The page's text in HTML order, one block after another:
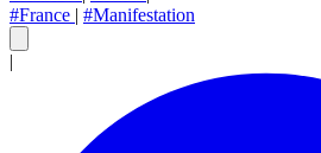
#France | #Manifestation
|